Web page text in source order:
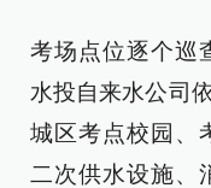
考场点位逐个巡
水投自来水公司
城区考点校园、
二次供水设施、